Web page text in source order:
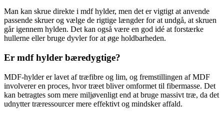
Man kan skrue direkte i mdf hylder, men det er vigtigt at anvende
passende skruer og vælge de rigtige længder for at undgå, at skruen
går igennem hylden. Det kan også være en god idé at forstærke
hullerne eller bruge dyvler for at øge holdbarheden.
Er mdf hylder bæredygtige?
MDF-hylder er lavet af træfibre og lim, og fremstillingen af MDF
involverer en proces, hvor træet bliver omformet til fibermasse. Det
kan betragtes som mere miljøvenligt end at bruge massivt træ, da det
udnytter træressourcer mere effektivt og mindsker affald.